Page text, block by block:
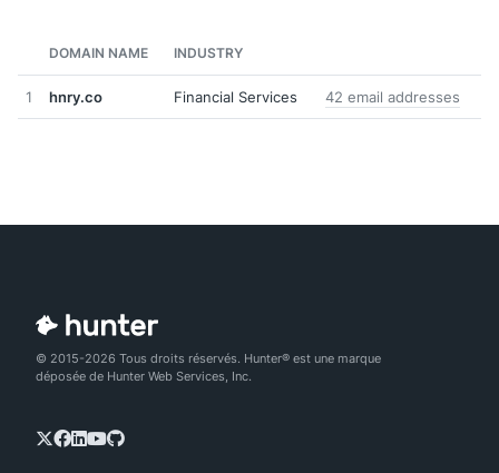
DOMAIN NAME INDUSTRY
1 hnry.co Financial Services 42 email addresses
© 2015-2026 Tous droits réservés. Hunter® est une marque
déposée de Hunter Web Services, Inc.